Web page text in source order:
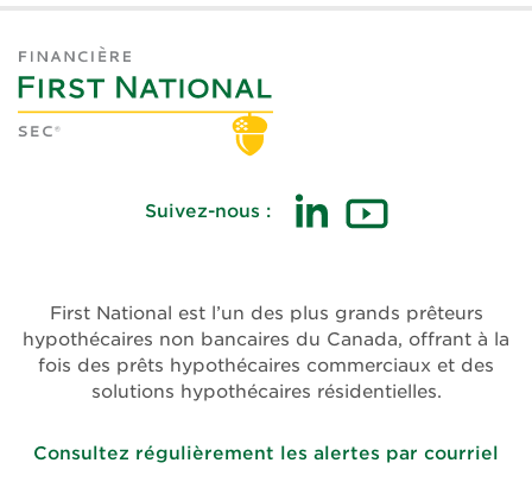
Suivez-nous :
nouvelle
fenêtre)
nouvelle
fenêtre)
First National est l’un des plus grands prêteurs
hypothécaires non bancaires du Canada, offrant à la
fois des prêts hypothécaires commerciaux et des
solutions hypothécaires résidentielles.
Consultez régulièrement les alertes par courriel